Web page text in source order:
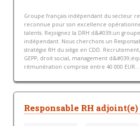
Groupe français indépendant du secteur
reconnue pour son excellence
talents. Rejoignez la DRH d&#039;un
indépendant. Nous cherchons un
stratégie RH du siège en CDD.
GEPP, droit social, management
rémunération comprise entre 40 000 EUR...
Responsable RH adjoint(e)